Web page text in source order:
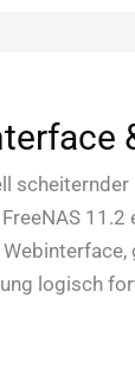
11.2
logisch